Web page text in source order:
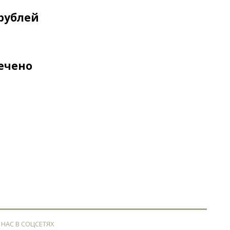
В СОЦСЕТЯХ